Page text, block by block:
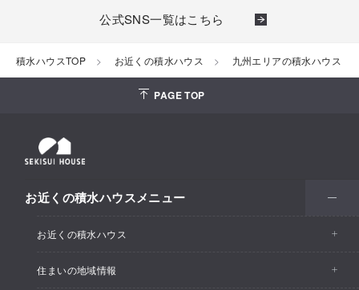
公式SNS一覧はこちら
積水ハウスTOP お近くの積水ハウス 九州エリアの積水ハウス（
PAGE TOP
お近くの積水ハウスメニュー
お近くの積水ハウス
お近くの積水ハウストップ
住まいの地域情報